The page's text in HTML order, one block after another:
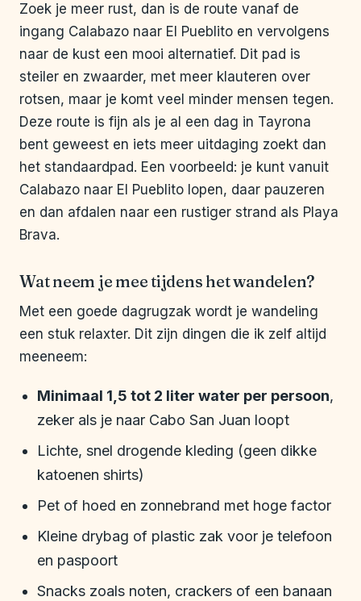
Zoek je meer rust, dan is de route vanaf de
ingang Calabazo naar El Pueblito en vervolgens
naar de kust een mooi alternatief. Dit pad is
steiler en zwaarder, met meer klauteren over
rotsen, maar je komt veel minder mensen tegen.
Deze route is fijn als je al een dag in Tayrona
bent geweest en iets meer uitdaging zoekt dan
het standaardpad. Een voorbeeld: je kunt vanuit
Calabazo naar El Pueblito lopen, daar pauzeren
en dan afdalen naar een rustiger strand als Playa
Brava.
Wat neem je mee tijdens het wandelen?
Met een goede dagrugzak wordt je wandeling
een stuk relaxter. Dit zijn dingen die ik zelf altijd
meeneem:
Minimaal 1,5 tot 2 liter water per persoon,
zeker als je naar Cabo San Juan loopt
Lichte, snel drogende kleding (geen dikke
katoenen shirts)
Pet of hoed en zonnebrand met hoge factor
Kleine drybag of plastic zak voor je telefoon
en paspoort
Snacks zoals noten, crackers of een banaan